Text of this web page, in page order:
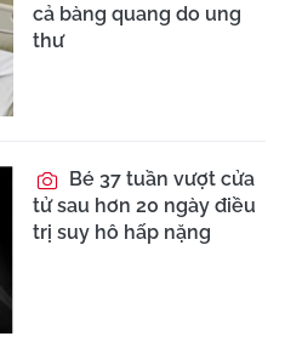
cả bàng quang do ung
thư
Bé 37 tuần vượt cửa
tử sau hơn 20 ngày điều
trị suy hô hấp nặng